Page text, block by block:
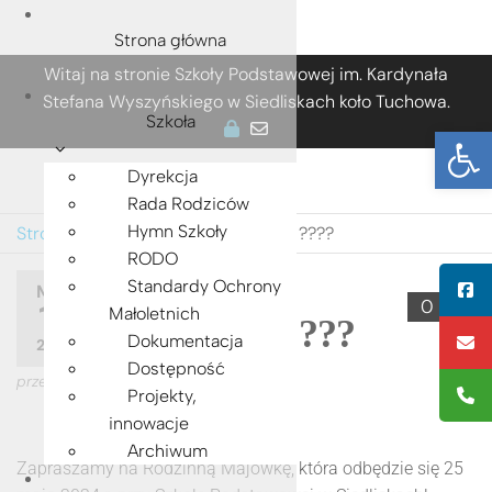
PrzejdźWitaj na stronie Szkoły Podstawowej im. Kardynała
Stefana Wyszyńskiego w Siedliskach koło Tuchowa.
Strona główna»Rodzinna Majówka ?‍?‍?‍?
MAJ
12
2024
0
Rodzinna
Majówka ?‍?‍?‍?
przez
Zapraszamy na Rodzinną Majówkę, która odbędzie się 25
Strona główna
Szkoła
Dyrekcja
Rada Rodziców
Hymn Szkoły
RODO
Standardy Ochrony
Małoletnich
Dokumentacja
Dostępność
Projekty,
innowacje
Archiwum